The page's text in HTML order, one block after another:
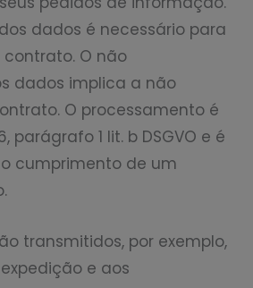
dados é necessário para
O não
dados implica a não
O processamento é
parágrafo 1 lit. b DSGVO e é
cumprimento de um
transmitidos, por exemplo,
e aos